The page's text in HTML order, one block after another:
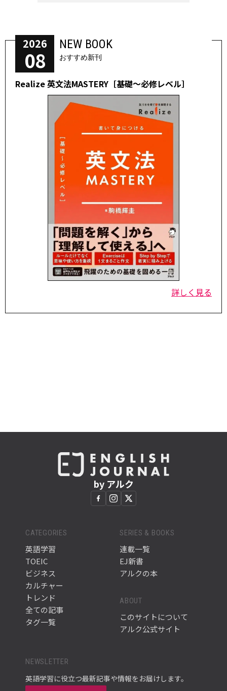
2026
08
NEW BOOK
おすすめ新刊
Realize 英文法MASTERY［基礎～必修レベル］
詳しく見る
by アルク
CATEGORIES
英語学習
TOEIC
ビジネス
カルチャー
トレンド
全ての記事
タグ一覧
SERIES & BOOKS
連載一覧
EJ新書
アルクの本
ABOUT
このサイトについて
アルク公式サイト
NEWSLETTER
英語学習に役立つ最新記事や情報をお届けします。